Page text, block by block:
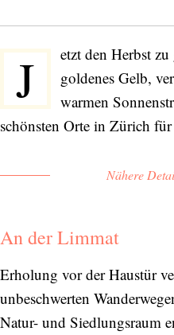
J
etzt den Herbst
goldenes Gelb,
warmen
schönsten Orte in Zürich
Nähere
An der Limmat
Erholung vor der Haustür
unbeschwerten
Natur- und Siedlungsraum